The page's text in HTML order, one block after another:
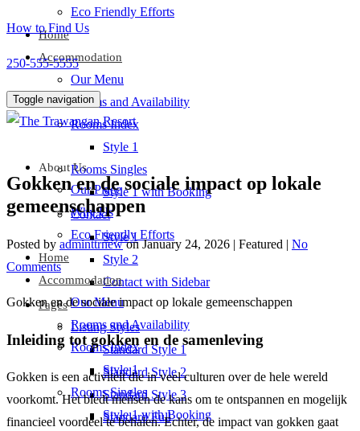
Eco Friendly Efforts
Home
Accommodation
Our Menu
Rooms and Availability
Rooms Index
Style 1
Rooms Singles
Style 1 with Booking
Contact
Style 1
Style 2
Contact with Sidebar
Pages
Listing Styles
Standard Style 1
Standard Style 2
Standard Style 3
Standard Full
How to Find Us
250-555-5555
Toggle navigation
About Us
Our Place
Why Us
Eco Friendly Efforts
Home
Accommodation
Our Menu
Rooms and Availability
Rooms Index
Style 1
Rooms Singles
Style 1 with Booking
Gokken en de sociale impact op lokale
gemeenschappen
Posted by adminttrnew on January 24, 2026 | Featured | No
Comments
Gokken en de sociale impact op lokale gemeenschappen
Inleiding tot gokken en de samenleving
Gokken is een activiteit die in veel culturen over de hele wereld
voorkomt. Het biedt mensen de kans om te ontspannen en mogelijk
financieel voordeel te behalen. Echter, de impact van gokken gaat